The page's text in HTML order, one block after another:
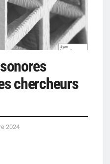
chercheurs
2024